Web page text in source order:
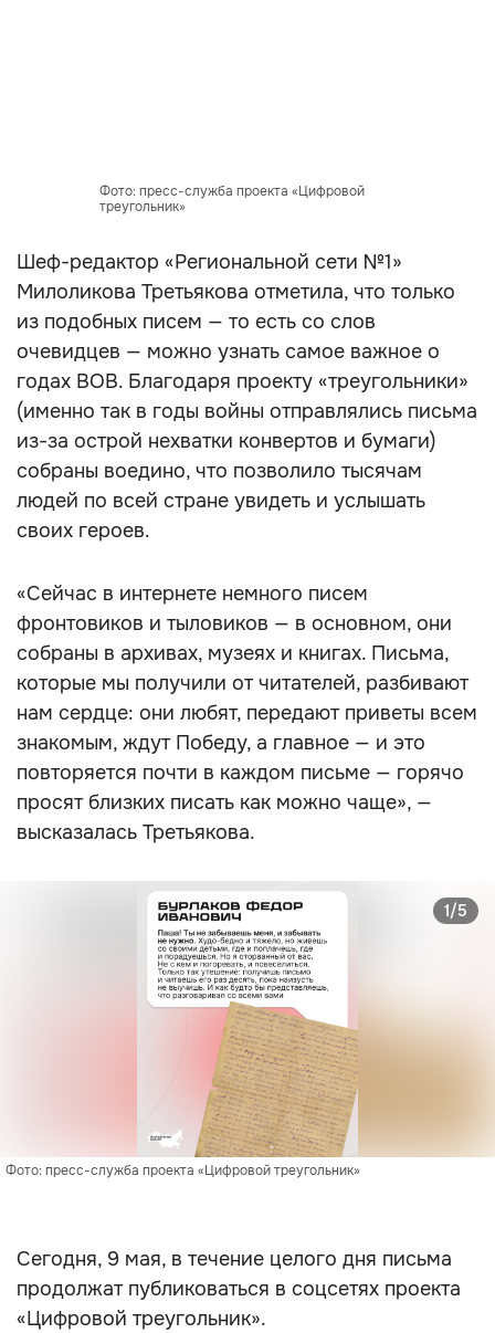
Фото: пресс-служба проекта «Цифровой
треугольник»
Шеф-редактор «Региональной сети №1»
Милоликова Третьякова отметила, что только
из подобных писем — то есть со слов
очевидцев — можно узнать самое важное о
годах ВОВ. Благодаря проекту «треугольники»
(именно так в годы войны отправлялись письма
из-за острой нехватки конвертов и бумаги)
собраны воедино, что позволило тысячам
людей по всей стране увидеть и услышать
своих героев.
«Сейчас в интернете немного писем
фронтовиков и тыловиков — в основном, они
собраны в архивах, музеях и книгах. Письма,
которые мы получили от читателей, разбивают
нам сердце: они любят, передают приветы всем
знакомым, ждут Победу, а главное — и это
повторяется почти в каждом письме — горячо
просят близких писать как можно чаще», —
высказалась Третьякова.
Фото: пресс-служба проекта «Цифровой треугольник»
1/5
Сегодня, 9 мая, в течение целого дня письма
продолжат публиковаться в соцсетях проекта
«Цифровой треугольник».